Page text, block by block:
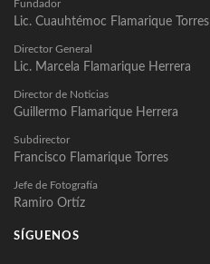
Fundador
Lic. Cuauhtémoc Flamarique Torres
Director General
Lic. Marcela Flamarique Herrera
Director de Noticias
Guillermo Flamarique Herrera
Subdirector
Francisco Flamarique Torres
Jefe de Fotografía
Ramiro Ortíz
SÍGUENOS